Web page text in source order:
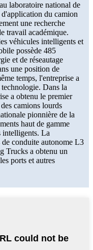
laboratoire national de
du camion
une recherche
travail académique.
véhicules intelligents et
possède 485
et de réseautage
une position de
temps, l'entreprise a
Dans la
a obtenu le premier
camions lourds
pionnière de la
haut de gamme
intelligents. La
conduite autonome L3
Trucks a obtenu un
ports et autres